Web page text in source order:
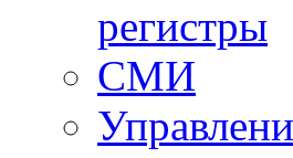
регистры
СМИ